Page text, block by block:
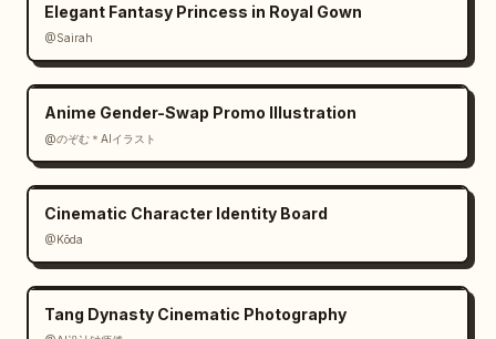
Elegant Fantasy Princess in Royal Gown
@Sairah
Anime Gender-Swap Promo Illustration
@のぞむ＊AIイラスト
Cinematic Character Identity Board
@Kōda
Tang Dynasty Cinematic Photography